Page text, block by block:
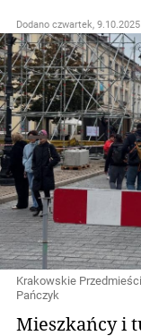
Dodano czwartek,
Krakowskie
Pańczyk
Mieszkańcy i